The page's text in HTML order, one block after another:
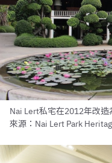
Nai Lert私宅在2012年改
來源：Nai Lert Park